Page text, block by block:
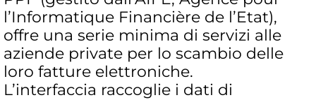
l’Informatique Financière de l’Etat),
offre una serie minima di servizi alle
aziende private per lo scambio delle
loro fatture elettroniche.
L’interfaccia raccoglie i dati di